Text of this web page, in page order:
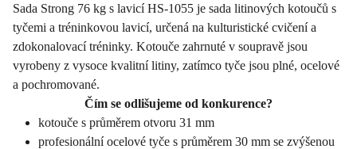
Sada Strong 76 kg s lavicí HS-1055 je sada litinových kotoučů s
tyčemi a tréninkovou lavicí, určená na kulturistické cvičení a
zdokonalovací tréninky. Kotouče zahrnuté v soupravě jsou
vyrobeny z vysoce kvalitní litiny, zatímco tyče jsou plné, ocelové
a pochromované.
Čím se odlišujeme od konkurence?
kotouče s průměrem otvoru 31 mm
profesionální ocelové tyče s průměrem 30 mm se zvýšenou